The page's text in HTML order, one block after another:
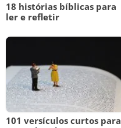
18 histórias bíblicas para
ler e refletir
101 versículos curtos para